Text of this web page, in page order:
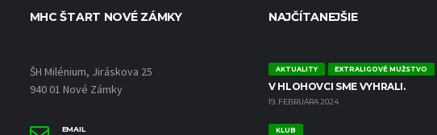
MHC ŠTART NOVÉ ZÁMKY
ŠH Milénium, Jiráskova 25
940 01 Nové Zámky
EMAIL
NAJČÍTANEJŠIE
AKTUALITY EXTRALIGOVÉ MUŽSTVO
V HLOHOVCI SME VYHRALI.
19. FEBRUÁRA 2024
KLUB